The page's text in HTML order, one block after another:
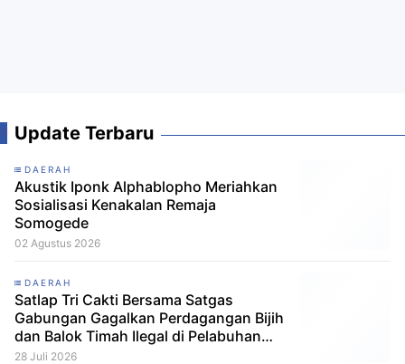
Update Terbaru
DAERAH
Akustik Iponk Alphablopho Meriahkan
Sosialisasi Kenakalan Remaja
Somogede
02 Agustus 2026
DAERAH
Satlap Tri Cakti Bersama Satgas
Gabungan Gagalkan Perdagangan Bijih
dan Balok Timah Ilegal di Pelabuhan
Pelindo Belitung
28 Juli 2026